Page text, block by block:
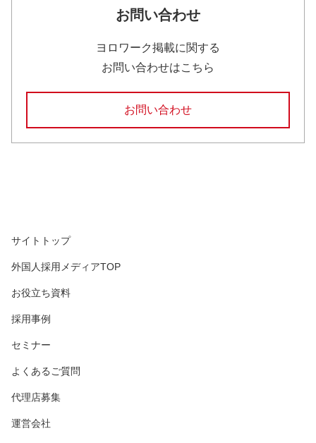
お問い合わせ
ヨロワーク掲載に関する
お問い合わせはこちら
お問い合わせ
サイトトップ
外国人採用メディアTOP
お役立ち資料
採用事例
セミナー
よくあるご質問
代理店募集
運営会社